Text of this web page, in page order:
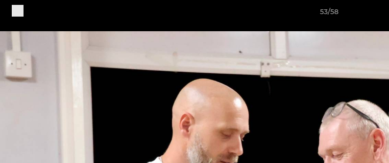
53/58